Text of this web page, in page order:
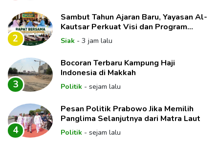
2
Sambut Tahun Ajaran Baru, Yayasan Al-
Kautsar Perkuat Visi dan Program
Unggulan Pendidikan
Siak - 3 jam lalu
3
Bocoran Terbaru Kampung Haji
Indonesia di Makkah
Politik - sejam lalu
4
Pesan Politik Prabowo Jika Memilih
Panglima Selanjutnya dari Matra Laut
Politik - sejam lalu